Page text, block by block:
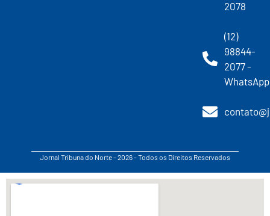
2078
(12)
98844-
2077 -
WhatsApp
Jornal Tribuna do Norte - 2026 - Todos os Direitos Reservados